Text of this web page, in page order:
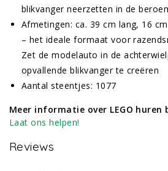
blikvanger neerzetten in de
Afmetingen: ca. 39 cm lang, 16
– het ideale formaat voor
Zet de modelauto in de
opvallende blikvanger te creëren
Aantal steentjes: 1077
Meer informatie over LEGO huren
Laat ons helpen!
Reviews